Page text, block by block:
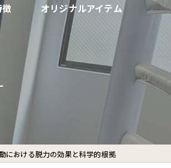
徴
クササイズ
ソナル
ディメイク
心者
エット
オリジナルアイテム
における脱力の効果と科学的根拠